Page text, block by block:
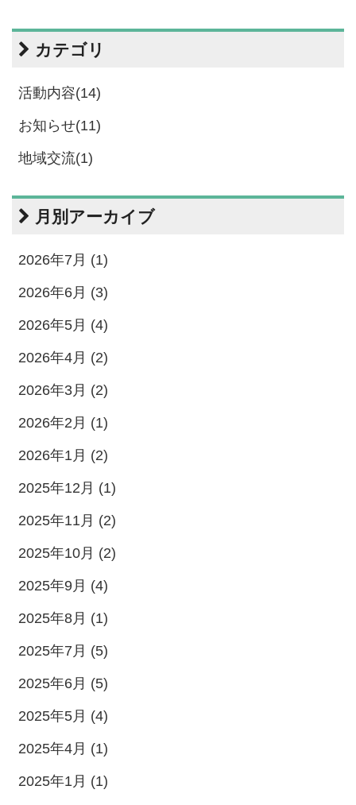
カテゴリ
活動内容(14)
お知らせ(11)
地域交流(1)
月別アーカイブ
2026年7月 (1)
2026年6月 (3)
2026年5月 (4)
2026年4月 (2)
2026年3月 (2)
2026年2月 (1)
2026年1月 (2)
2025年12月 (1)
2025年11月 (2)
2025年10月 (2)
2025年9月 (4)
2025年8月 (1)
2025年7月 (5)
2025年6月 (5)
2025年5月 (4)
2025年4月 (1)
2025年1月 (1)